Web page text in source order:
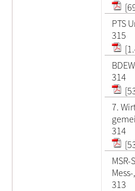
PTS
315
314
7.
314
313